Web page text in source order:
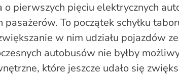
pierwszych pięciu elektrycznych
To początek schyłku
w nim udziału pojazdów
autobusów nie byłby
które jeszcze udało się